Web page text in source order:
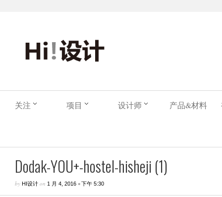
关注 项目 设计师 产品&材料
Dodak-YOU+-hostel-hisheji (1)
by HI设计 on 1 月 4, 2016 •下午 5:30